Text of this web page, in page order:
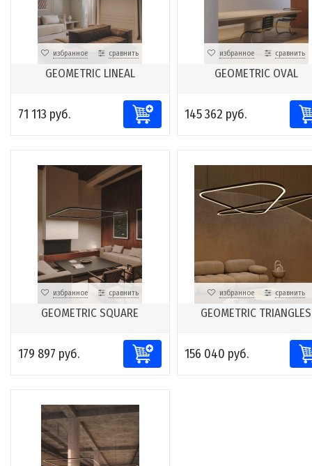
избранное сравнить
GEOMETRIC LINEAL
71 113 руб.
избранное сравнить
GEOMETRIC OVAL
145 362 руб.
избранное сравнить
GEOMETRIC SQUARE
179 897 руб.
избранное сравнить
GEOMETRIC TRIANGLES
156 040 руб.